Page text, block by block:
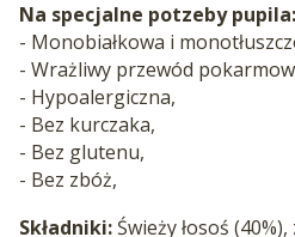
Na specjalne potzeby pupila:
- Monobiałkowa i
- Wrażliwy przewód
- Hypoalergiczna,
- Bez kurczaka,
- Bez glutenu,
- Bez zbóż,
Składniki:Świeży łosoś